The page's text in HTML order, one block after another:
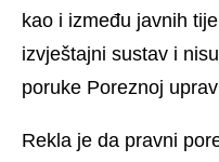
kao i između javnih
izvještajni sustav i
poruke Poreznoj
Rekla je da pravni